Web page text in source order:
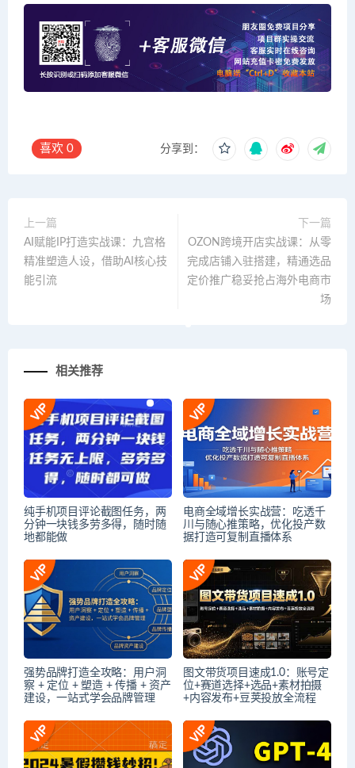
喜欢 0 分享到：
上一篇
AI赋能IP打造实战课：九宫格
精准塑造人设，借助AI核心技
能引流
下一篇
OZON跨境开店实战课：从零
完成店铺入驻搭建，精通选品
定价推广稳妥抢占海外电商市
场
相关推荐
纯手机项目评论截图任务，两
分钟一块钱多劳多得，随时随
地都能做
电商全域增长实战营：吃透千
川与随心推策略，优化投产数
据打造可复制直播体系
强势品牌打造全攻略：用户洞
察 + 定位 + 塑造 + 传播 + 资产
建设，一站式学会品牌管理
图文带货项目速成1.0：账号定
位+赛道选择+选品+素材拍摄
+内容发布+豆荚投放全流程